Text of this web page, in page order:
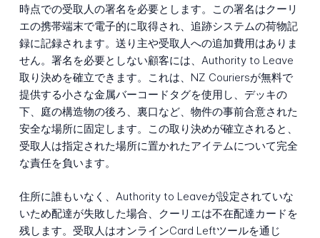
時点での受取人の署名を必要とします。この署名はクーリ
エの携帯端末で電子的に取得され、追跡システムの荷物記
録に記録されます。送り主や受取人への追加費用はありま
せん。署名を必要としない顧客には、Authority to Leave
取り決めを確立できます。これは、NZ Couriersが無料で
提供する小さな金属バーコードタグを使用し、デッキの
下、庭の構造物の後ろ、裏口など、物件の事前合意された
安全な場所に固定します。この取り決めが確立されると、
受取人は指定された場所に置かれたアイテムについて完全
な責任を負います。
住所に誰もいなく、Authority to Leaveが設定されていな
いため配達が失敗した場合、クーリエは不在配達カードを
残します。受取人はオンラインCard Leftツールを通じ